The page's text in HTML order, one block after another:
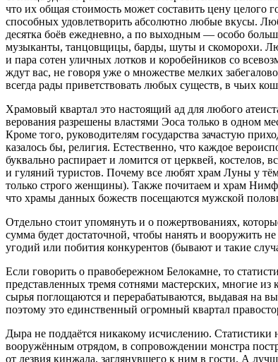
что их общая стоимость может составить цену целого
способных удовлетворить абсолютно любые вкусы.
десятка боёв ежедневно, а по выходным — особо
музыканты, танцовщицы, барды, шуты и скоморохи.
и пара сотен уличных лотков и коробейников со
ждут вас, не говоря уже о множестве мелких
всегда рады приветствовать любых существ, в чьих
Храмовый квартал это настоящий ад для любого
верования разрешены властями Эоса только в одном
Кроме того, руководителям государства зачастую
казалось бы, религия. Естественно, что каждое
буквально распирает и ломится от церквей,
и гуляний туристов. Почему все любят храм Луны у
только строго женщины). Также почитаем и храм
что храмы данных божеств посещаются мужской
Отдельно стоит упомянуть и о пожертвованиях,
сумма будет достаточной, чтобы нанять и вооружить
угодий или побития конкурентов (бывают и такие
Если говорить о правобережном Белокамне, то
представленных тремя сотнями мастерских, многие
сырья поглощаются и перерабатываются, выдавая на
поэтому это единственный огромный квартал
Дыра не поддаётся никакому исчислению. Статистики
вооружённым отрядом, в сопровождении монстра
от лезвия кинжала, заглянувшего к ним в гости. А